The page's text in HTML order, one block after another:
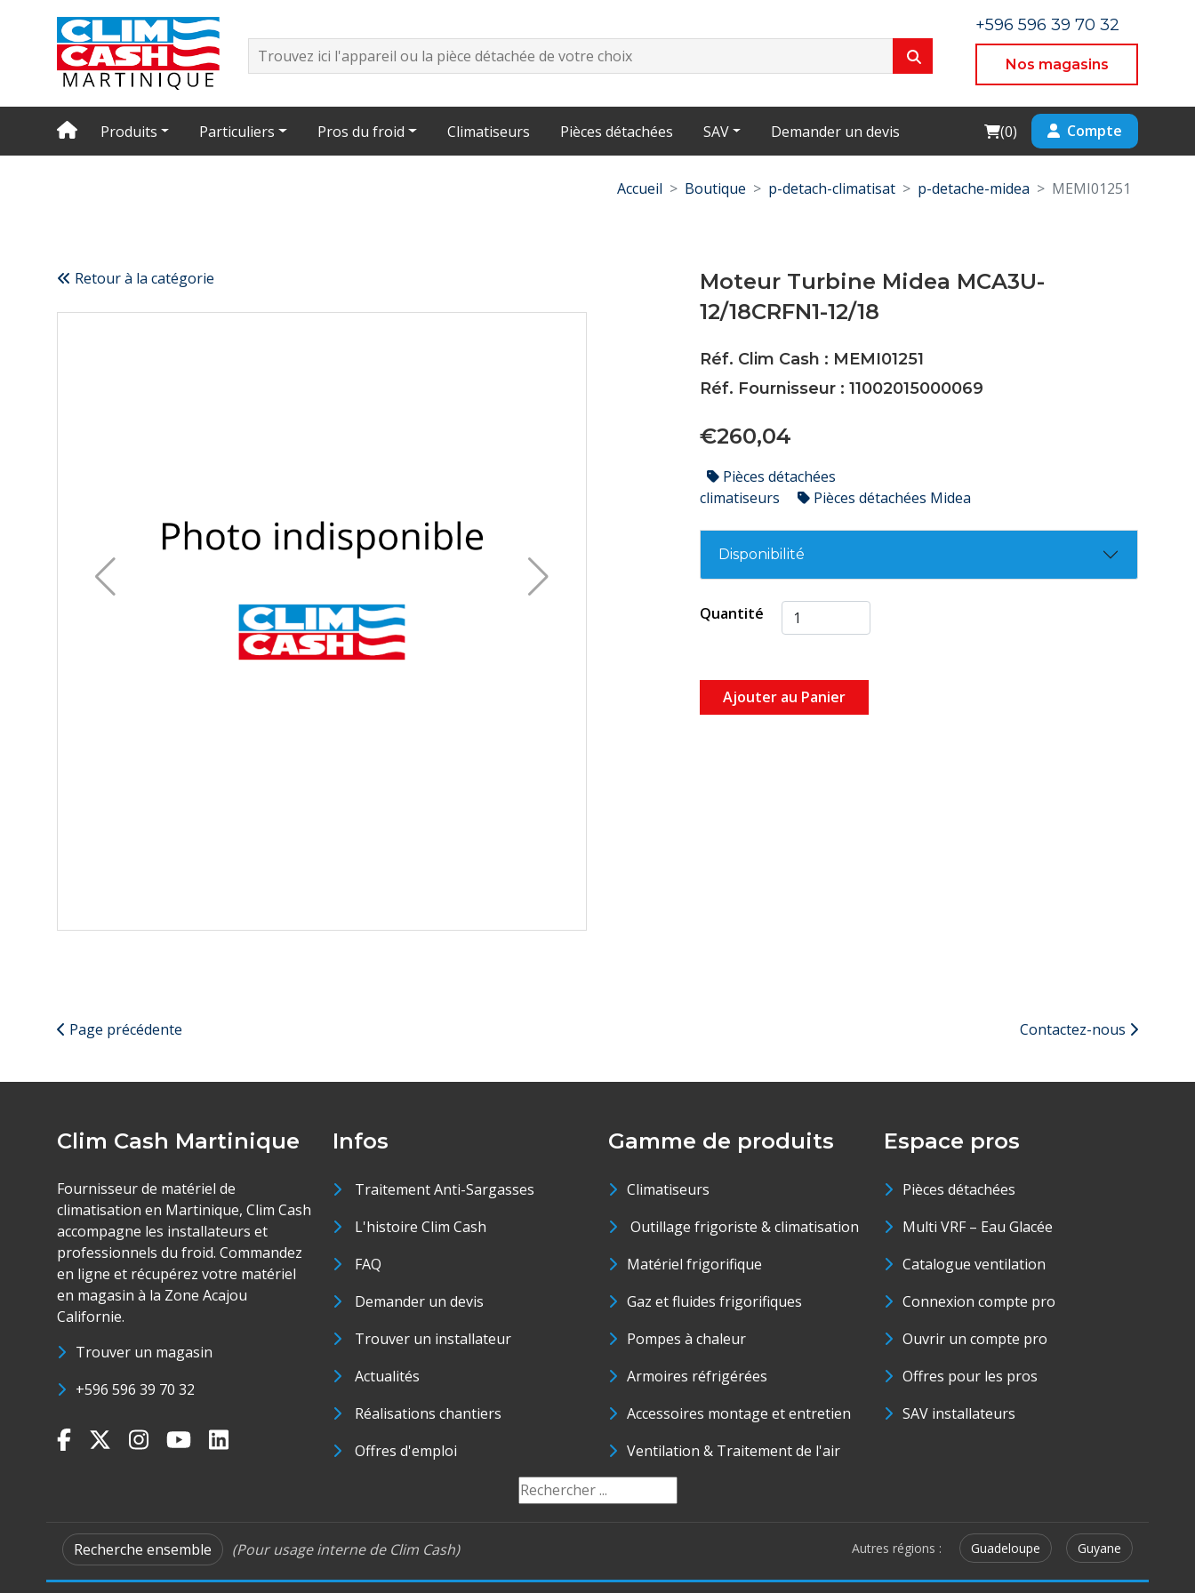
+596 596 39 70 32
Nos magasins
Produits Particuliers Pros du froid Climatiseurs Pièces détachées SAV Demander un devis Cart
(0) Compte
Accueil Boutique p-detach-climatisat p-detache-midea MEMI01251
Retour à la catégorie
Moteur Turbine Midea MCA3U-
12/18CRFN1-12/18
Réf. Clim Cash : MEMI01251
Réf. Fournisseur : 11002015000069
€260,04
Pièces détachées
climatiseurs
Pièces détachées Midea
Disponibilité
Quantité
Ajouter au Panier
Page précédente Contactez-nous
Clim Cash Martinique
Fournisseur de matériel de
climatisation en Martinique, Clim Cash
accompagne les installateurs et
professionnels du froid. Commandez
en ligne et récupérez votre matériel
en magasin à la Zone Acajou
Californie.
Trouver un magasin
+596 596 39 70 32
Infos
Traitement Anti-Sargasses
L'histoire Clim Cash
FAQ
Demander un devis
Trouver un installateur
Actualités
Réalisations chantiers
Offres d'emploi
Gamme de produits
Climatiseurs
Outillage frigoriste & climatisation
Matériel frigorifique
Gaz et fluides frigorifiques
Pompes à chaleur
Armoires réfrigérées
Accessoires montage et entretien
Ventilation & Traitement de l'air
Espace pros
Pièces détachées
Multi VRF – Eau Glacée
Catalogue ventilation
Connexion compte pro
Ouvrir un compte pro
Offres pour les pros
SAV installateurs
Recherche ensemble (Pour usage interne de Clim Cash) Autres régions : Guadeloupe Guyane